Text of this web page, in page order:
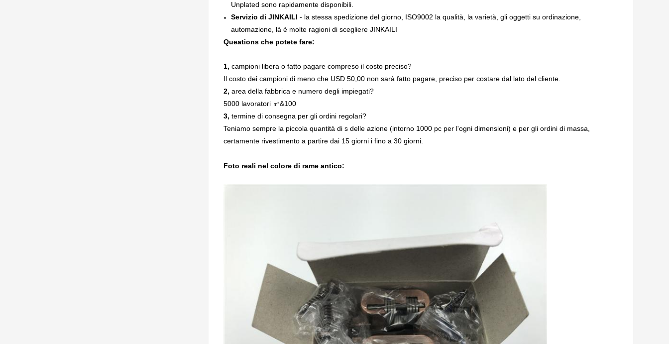
Unplated sono rapidamente disponibili.
Servizio di JINKAILI - la stessa spedizione del giorno, ISO9002 la qualità, la varietà, gli oggetti su ordinazione,
automazione, là è molte ragioni di scegliere JINKAILI
Queations che potete fare:
1, campioni libera o fatto pagare compreso il costo preciso?
Il costo dei campioni di meno che USD 50,00 non sarà fatto pagare, preciso per costare dal lato del cliente.
2, area della fabbrica e numero degli impiegati?
5000 lavoratori ㎡&100
3, termine di consegna per gli ordini regolari?
Teniamo sempre la piccola quantità di s delle azione (intorno 1000 pc per l'ogni dimensioni) e per gli ordini di massa,
certamente rivestimento a partire dai 15 giorni i fino a 30 giorni.
Foto reali nel colore di rame antico: